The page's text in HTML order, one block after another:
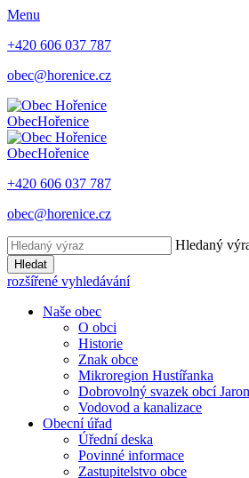
Menu
+420 606 037 787
obec@horenice.cz
ObecHořenice
ObecHořenice
+420 606 037 787
obec@horenice.cz
Hledaný
Hledat
rozšířené vyhledávání
Naše obec
O obci
Historie
Znak obce
Mikroregion Hustířanka
Dobrovolný svazek obcí
Vodovod a kanalizace
Obecní úřad
Úřední deska
Povinné informace
Zastupitelstvo obce